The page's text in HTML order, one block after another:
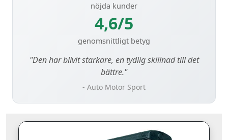
nöjda kunder
4,6/5
genomsnittligt betyg
"Den har blivit starkare, en tydlig skillnad till det
bättre."
- Auto Motor Sport